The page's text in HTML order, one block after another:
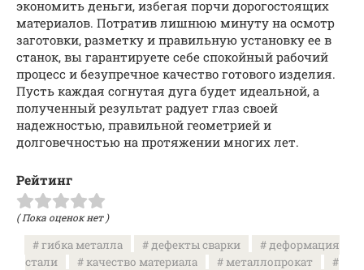
экономить деньги, избегая порчи дорогостоящих
материалов. Потратив лишнюю минуту на осмотр
заготовки, разметку и правильную установку ее в
станок, вы гарантируете себе спокойный рабочий
процесс и безупречное качество готового изделия.
Пусть каждая согнутая дуга будет идеальной, а
полученный результат радует глаз своей
надежностью, правильной геометрией и
долговечностью на протяжении многих лет.
Рейтинг
( Пока оценок нет )
гибка металла дефекты сварки
деформация
стали
качество материала
металлопрокат